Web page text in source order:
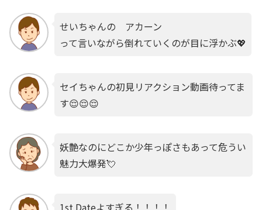
せいちゃんの アカーン
って言いながら倒れていくのが目に浮かぶ💖
セイちゃんの初見リアクション動画待ってま
す😌😌😌
妖艶なのにどこか少年っぽさもあって危うい
魅力大爆発💘
1st Dateよすぎる！！！！